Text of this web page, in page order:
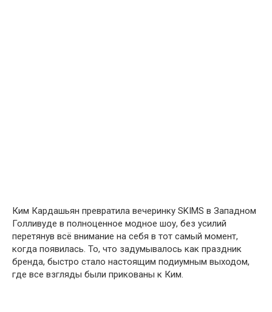
Ким Кардашьян превратила вечеринку SKIMS в Западном
Голливуде в полноценное модное шоу, без усилий
перетянув всё внимание на себя в тот самый момент,
когда появилась. То, что задумывалось как праздник
бренда, быстро стало настоящим подиумным выходом,
где все взгляды были прикованы к Ким.